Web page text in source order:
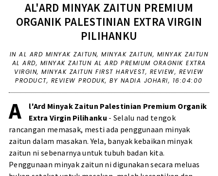
AL'ARD MINYAK ZAITUN PREMIUM
ORGANIK PALESTINIAN EXTRA VIRGIN
PILIHANKU
INAL ARD MINYAK ZAITUN,MINYAK ZAITUN, MINYAK ZAITUN
AL ARD, MINYAK ZAITUN AL ARD PREMIUM ORAGNIK EXTRA
VIRGIN,MINYAK ZAITUN FIRST HARVEST, REVIEW, REVIEW
PRODUCT, REVIEW PRODUK,BY NADIA JOHARI, 16:04:00
A
l'Ard Minyak Zaitun Palestinian Premium Organik
Extra Virgin Pilihanku - Selalu nad tengok
rancangan memasak, mesti ada penggunaan minyak
zaitun dalam masakan. Yela, banyak kebaikan minyak
zaitun ni sebenarnya untuk tubuh badan kita.
Penggunaan minyak zaitun ni digunakan secara meluas